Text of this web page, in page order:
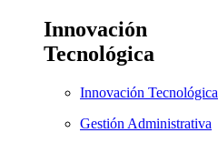
Innovación
Tecnológica
Innovación Tecnológica
Gestión Administrativa